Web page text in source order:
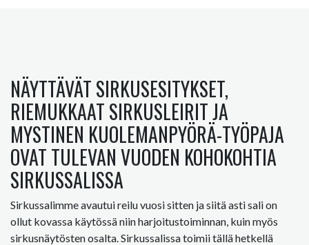
NÄYTTÄVÄT SIRKUSESITYKSET,
RIEMUKKAAT SIRKUSLEIRIT JA
MYSTINEN KUOLEMANPYÖRÄ-TYÖPAJA
OVAT TULEVAN VUODEN KOHOKOHTIA
SIRKUSSALISSA
Sirkussalimme avautui reilu vuosi sitten ja siitä asti sali on
ollut kovassa käytössä niin harjoitustoiminnan, kuin myös
sirkusnäytösten osalta. Sirkussalissa toimii tällä hetkellä